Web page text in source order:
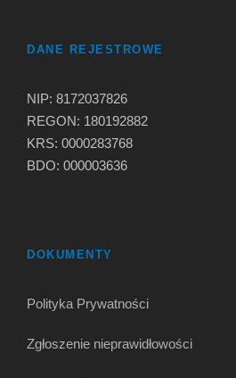
DANE REJESTROWE
NIP: 8172037826
REGON: 180192882
KRS: 0000283768
BDO: 000003636
DOKUMENTY
Polityka Prywatności
Zgłoszenie nieprawidłowości